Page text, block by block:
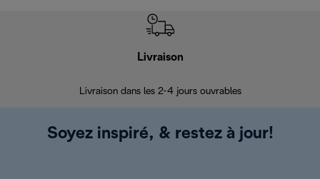
Livraison
Livraison dans les 2-4 jours ouvrables
Soyez inspiré, & restez à jour!